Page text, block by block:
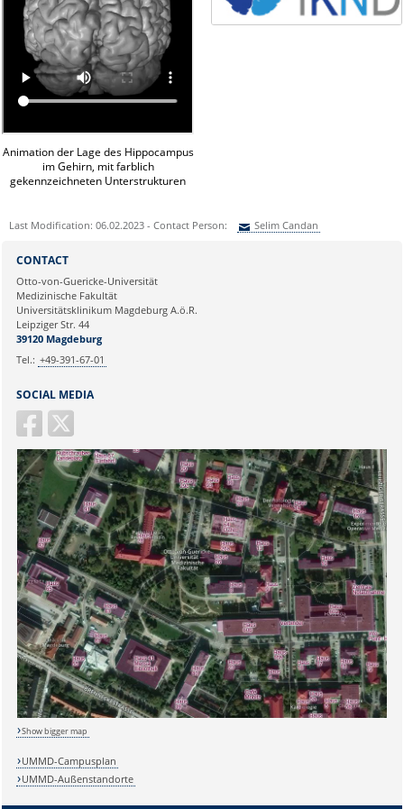
Animation der Lage des Hippocampus
im Gehirn, mit farblich
gekennzeichneten Unterstrukturen
Last Modification: 06.02.2023 - Contact Person: Selim Candan
Ihre E-Mailadresse:
Ihr Anliegen:
Sicherheitsabfrage:
SOCIAL MEDIA
CONTACT
Otto-von-Guericke-Universität
Medizinische Fakultät
Universitätsklinikum Magdeburg A.ö.R.
Leipziger Str. 44
39120 Magdeburg
Tel.: +49-391-67-01
Show bigger map
UMMD-Campusplan
UMMD-Außenstandorte